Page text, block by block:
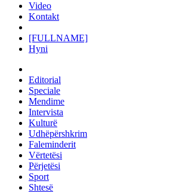
Video
Kontakt
[FULLNAME]
Hyni
Editorial
Speciale
Mendime
Intervista
Kulturë
Udhëpërshkrim
Faleminderit
Vërtetësi
Përjetësi
Sport
Shtesë